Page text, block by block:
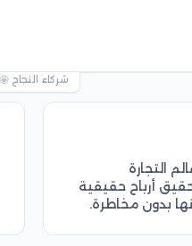
شركاء النجاح 🤩
التجارة
أرباح حقيقية
بدون مخاطرة.